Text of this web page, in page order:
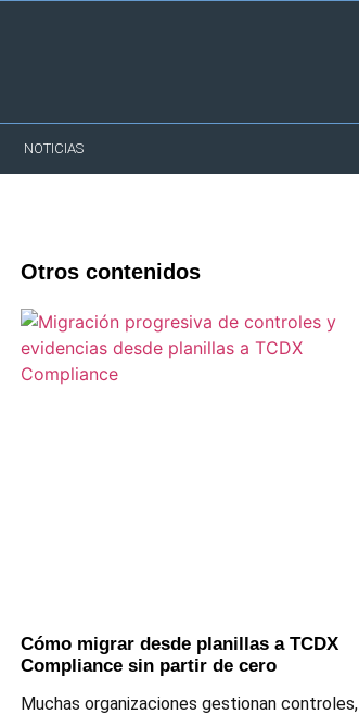
NOTICIAS
Otros contenidos
Cómo migrar desde planillas a TCDX
Compliance sin partir de cero
Muchas organizaciones gestionan controles,